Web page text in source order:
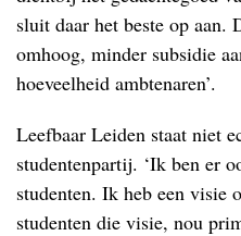
sluit daar het beste op aan.
omhoog, minder subsidie
hoeveelheid ambtenaren’.
Leefbaar Leiden staat niet
studentenpartij. ‘Ik ben er
studenten. Ik heb een visie
studenten die visie, nou